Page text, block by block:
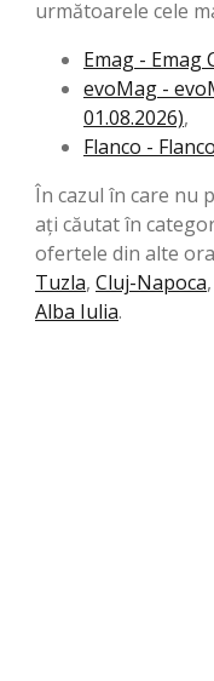
următoarele cele
Emag - Emag
evoMag -
01.08.2026),
Flanco -
În cazul în care nu
ați căutat în
ofertele din alte
Tuzla, Cluj-Napoca,
Alba Iulia.